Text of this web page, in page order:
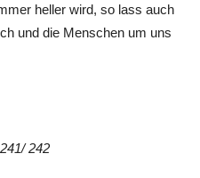
heller wird, so lass auch
und die Menschen um uns
242